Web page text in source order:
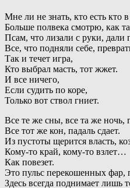
Мне ли не знать, кто есть кто
Больше полвека смотрю, как
Псам, что лизали с руки, дали
Все, что подняли себе,
Так и течет игра,
Кто выбрал масть, тот жжет.
И все ничего,
Если судить по коре,
Только вот ствол гниет.
Все те же сны, все та же ночь,
Все тот же кон, падаль сдает.
Из пустоты щерится власть,
Кому-то край, кому-то взлет…
Как повезет.
Это пульс перекошенных
Здесь всегда поднимает лишь